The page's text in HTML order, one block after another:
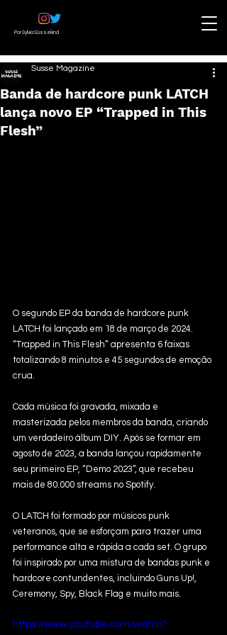
Por Sylvia Süssekind
Banda de hardcore punk LATCH
lança novo EP “Trapped in This
Flesh”
Susse Magazine
O segundo EP da banda de hardcore punk
LATCH foi lançado em 18 de março de 2024.
“Trapped in This Flesh” apresenta 6 faixas
totalizando 8 minutos e 45 segundos de emoção
crua.
Cada música foi gravada, mixada e
masterizada pelos membros da banda, criando
um verdadeiro álbum DIY. Após se formar em
agosto de 2023, a banda lançou rapidamente
seu primeiro EP, “Demo 2023”, que recebeu
mais de 80.000 streams no Spotify.
O LATCH foi formado por músicos punk
veteranos, que se esforçam para trazer uma
performance alta e rápida a cada set. O grupo
foi inspirado por uma mistura de bandas punk e
hardcore contundentes, incluindo Guns Up!,
Ceremony, Spy, Black Flag e muito mais.
https://www.youtube.com/watch?